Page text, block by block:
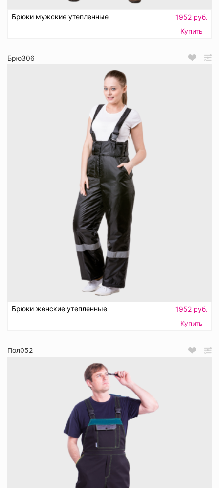
Брюки мужские утепленные
1952 руб.
Купить
Брю306
Брюки женские утепленные
1952 руб.
Купить
Пол052